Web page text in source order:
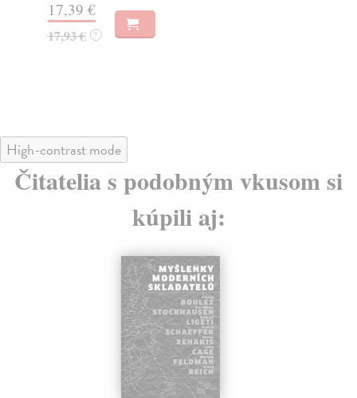
17,39 €
17,93 € ?
High-contrast mode
Čitatelia s podobným vkusom si
kúpili aj: